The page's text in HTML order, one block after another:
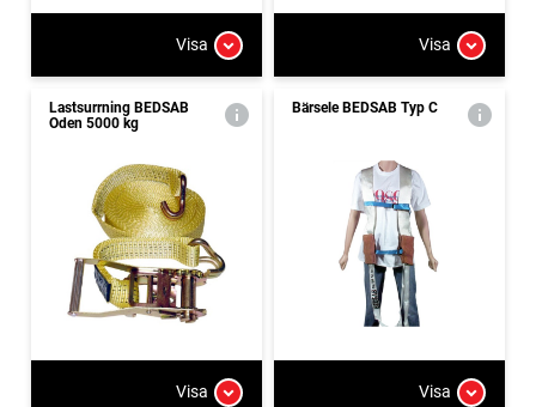
Visa Visa
Lastsurrning BEDSAB
Oden 5000 kg
Visa
Bärsele BEDSAB Typ C
Visa